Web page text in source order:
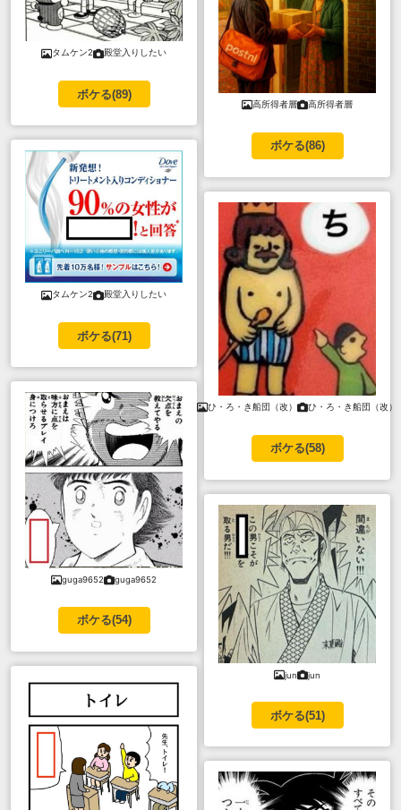
タムケン2 殿堂入りしたい
ボケる(89)
タムケン2 殿堂入りしたい
ボケる(71)
guga9652 guga9652
ボケる(54)
高所得者層 高所得者層
ボケる(86)
ひ・ろ・き船団（改） ひ・ろ・き船団（改）
ボケる(58)
jun jun
ボケる(51)